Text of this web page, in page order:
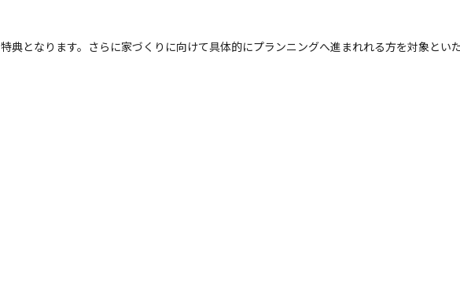
となります。さらに家づくりに向けて具体的にプランニングへ進まれれる方を対象とい